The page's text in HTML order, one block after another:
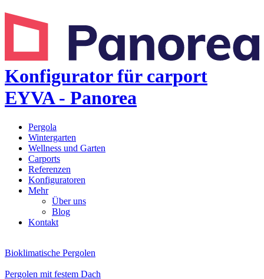
Konfigurator für carport
EYVA - Panorea
Pergola
Wintergarten
Wellness und Garten
Carports
Referenzen
Konfiguratoren
Mehr
Über uns
Blog
Kontakt
Bioklimatische Pergolen
Pergolen mit festem Dach